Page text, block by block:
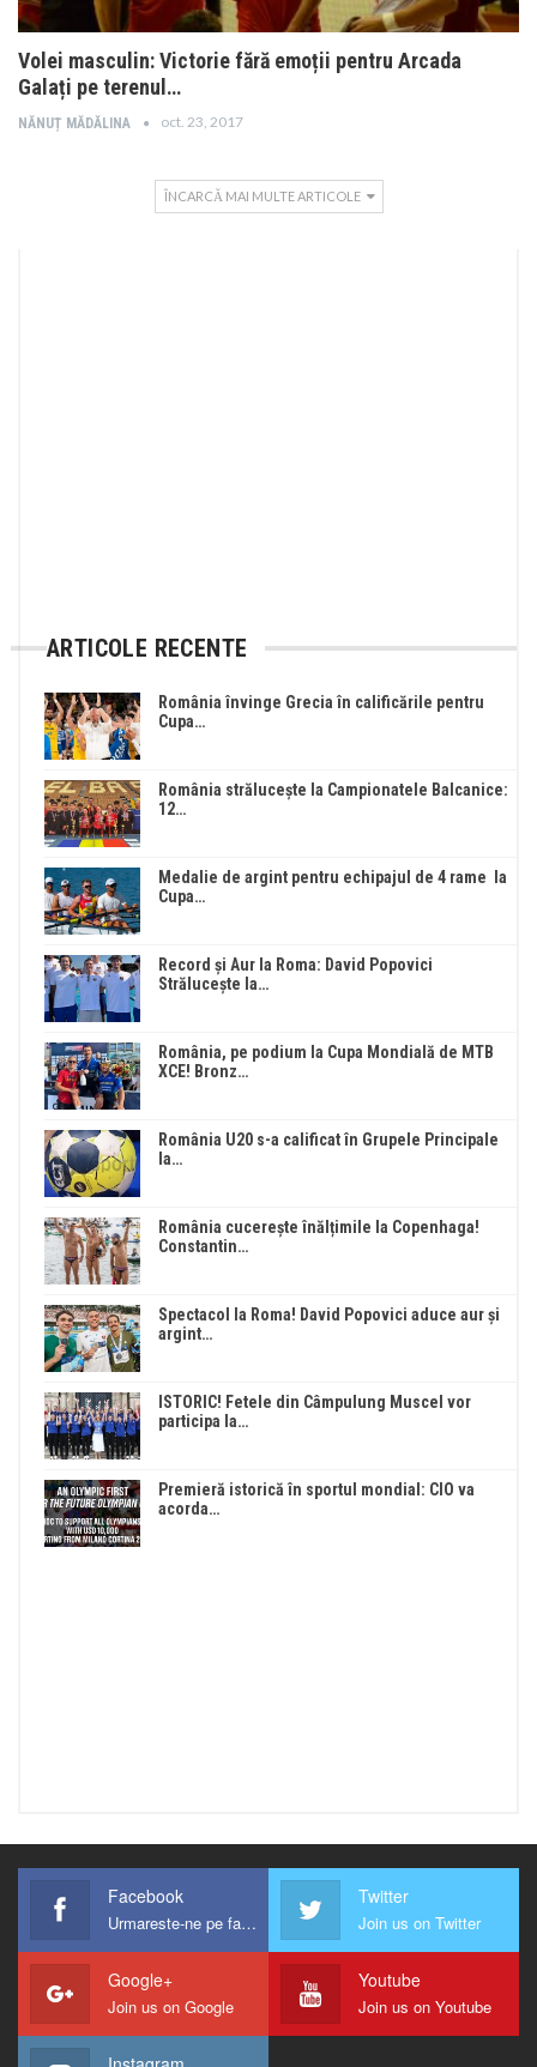
Volei masculin: Victorie fără emoții pentru Arcada
Galați pe terenul…
NĂNUȚ MĂDĂLINA oct. 23, 2017
ÎNCARCĂ MAI MULTE ARTICOLE
ARTICOLE RECENTE
România învinge Grecia în calificările pentru
Cupa…
România strălucește la Campionatele Balcanice:
12…
Medalie de argint pentru echipajul de 4 rame la
Cupa…
Record și Aur la Roma: David Popovici
Strălucește la…
România, pe podium la Cupa Mondială de MTB
XCE! Bronz…
România U20 s-a calificat în Grupele Principale
la…
România cucerește înălțimile la Copenhaga!
Constantin…
Spectacol la Roma! David Popovici aduce aur și
argint…
ISTORIC! Fetele din Câmpulung Muscel vor
participa la…
Premieră istorică în sportul mondial: CIO va
acorda…
Facebook
Urmareste-ne pe facebook !
Twitter
Join us on Twitter
Google+
Join us on Google
Youtube
Join us on Youtube